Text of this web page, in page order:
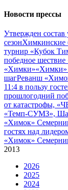
Новости прессы
Утвержден
сезонХимкинские
турнир «Кубок
победное
«Химки»«Химки»
шагРеванш
11:4 в пользу
прошлогодний
от катастрофы,
«Темп-СУМЗ»,
«Химок»
гостях над
«Химок»
2013
2026
2025
2024